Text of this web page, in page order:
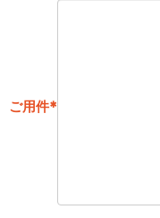
ご用件*